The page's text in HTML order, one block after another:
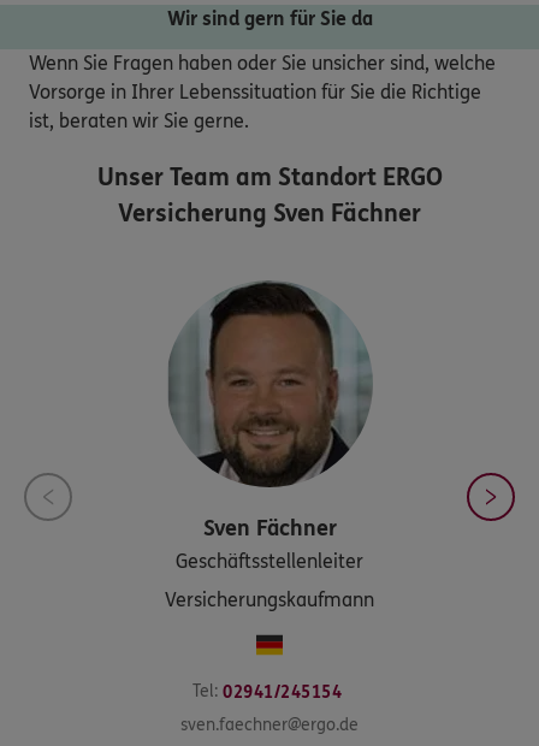
Wir sind gern für Sie da
Wenn Sie Fragen haben oder Sie unsicher sind, welche
Vorsorge in Ihrer Lebenssituation für Sie die Richtige
ist, beraten wir Sie gerne.
Unser Team am StandortERGO
Versicherung Sven Fächner
Sven Fächner
Geschäftsstellenleiter
Versicherungskaufmann
Tel: 02941/245154
sven.faechner@ergo.de